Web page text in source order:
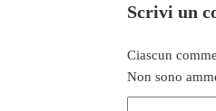
Scrivi un
Ciascun
Non sono